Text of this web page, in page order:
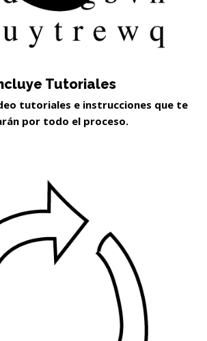
Tutoriales
tutoriales e instrucciones que te
por todo el proceso.